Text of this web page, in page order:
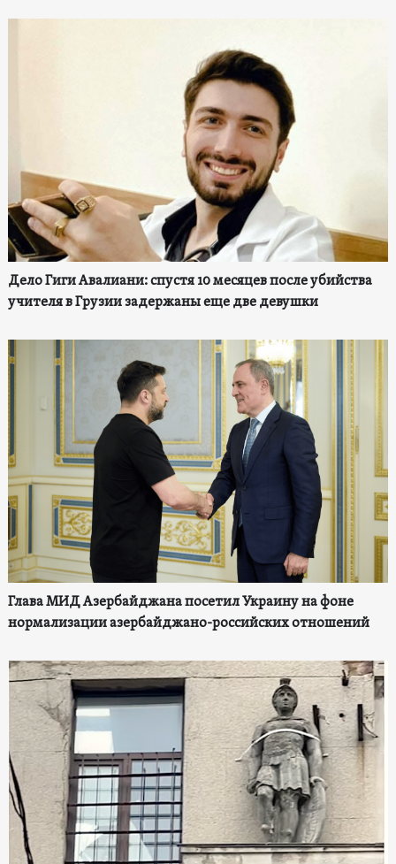
Дело Гиги Авалиани: спустя 10 месяцев после убийства
учителя в Грузии задержаны еще две девушки
Глава МИД Азербайджана посетил Украину на фоне
нормализации азербайджано-российских отношений